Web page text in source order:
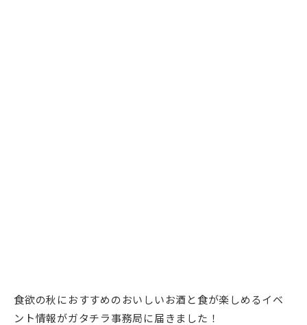
食欲の秋におすすめのおいしいお酒と食が楽しめるイベ
ント情報がガタチラ事務局に届きました！